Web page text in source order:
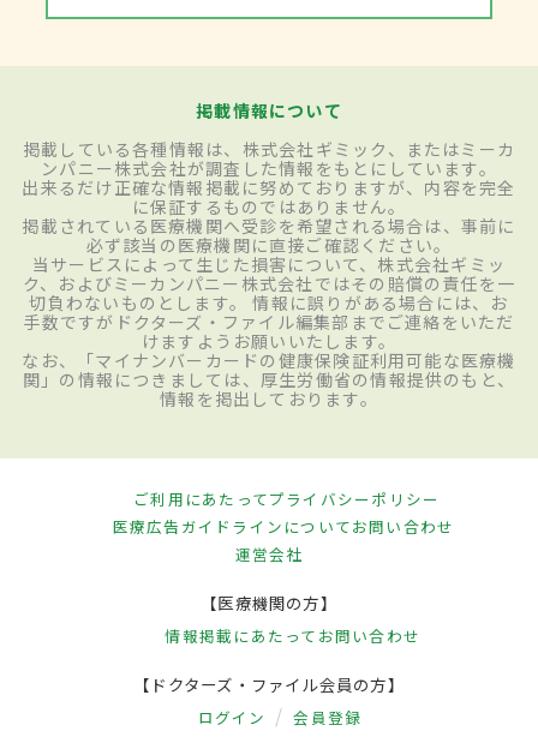
掲載情報について
掲載している各種情報は、株式会社ギミック、またはミーカ
ンパニー株式会社が調査した情報をもとにしています。
出来るだけ正確な情報掲載に努めておりますが、内容を完全
に保証するものではありません。
掲載されている医療機関へ受診を希望される場合は、事前に
必ず該当の医療機関に直接ご確認ください。
当サービスによって生じた損害について、株式会社ギミッ
ク、およびミーカンパニー株式会社ではその賠償の責任を一
切負わないものとします。 情報に誤りがある場合には、お
手数ですがドクターズ・ファイル編集部までご連絡をいただ
けますようお願いいたします。
なお、「マイナンバーカードの健康保険証利用可能な医療機
関」の情報につきましては、厚生労働省の情報提供のもと、
情報を掲出しております。
ご利用にあたってプライバシーポリシー
医療広告ガイドラインについてお問い合わせ
運営会社
【医療機関の方】
情報掲載にあたって お問い合わせ
【ドクターズ・ファイル会員の方】
ログイン 会員登録